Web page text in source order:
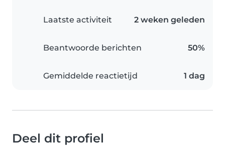
Laatste activiteit 2 weken geleden
Beantwoorde berichten 50%
Gemiddelde reactietijd 1 dag
Deel dit profiel